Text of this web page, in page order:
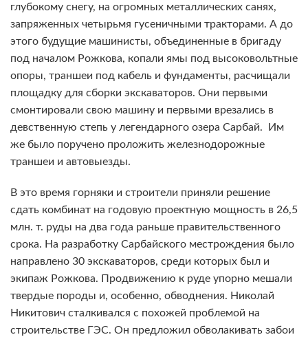
глубокому снегу, на огромных металлических санях,
запряженных четырьмя гусеничными тракторами. А до
этого будущие машинисты, объединенные в бригаду
под началом Рожкова, копали ямы под высоковольтные
опоры, траншеи под кабель и фундаменты, расчищали
площадку для сборки экскаваторов. Они первыми
смонтировали свою машину и первыми врезались в
девственную степь у легендарного озера Сарбай. Им
же было поручено проложить железнодорожные
траншеи и автовыезды.
В это время горняки и строители приняли решение
сдать комбинат на годовую проектную мощность в 26,5
млн. т. руды на два года раньше правительственного
срока. На разработку Сарбайского местрождения было
направлено 30 экскаваторов, среди которых был и
экипаж Рожкова. Продвижению к руде упорно мешали
твердые породы и, особенно, обводнения. Николай
Никитович сталкивался с похожей проблемой на
строительстве ГЭС. Он предложил обволакивать забои